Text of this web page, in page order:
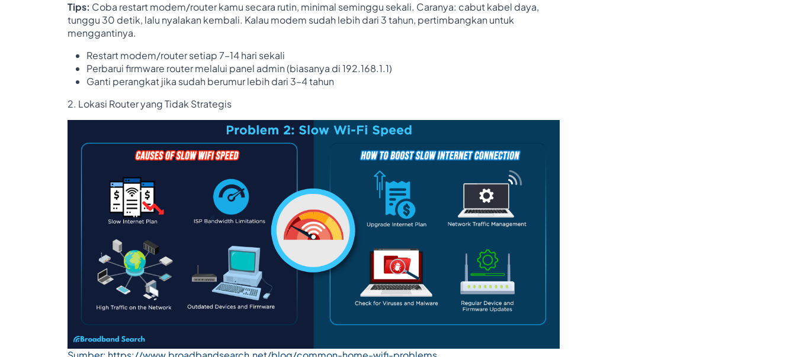
Tips: Coba restart modem/router kamu secara rutin, minimal seminggu sekali. Caranya: cabut kabel daya,
tunggu 30 detik, lalu nyalakan kembali. Kalau modem sudah lebih dari 3 tahun, pertimbangkan untuk
menggantinya.
Restart modem/router setiap 7–14 hari sekali
Perbarui firmware router melalui panel admin (biasanya di 192.168.1.1)
Ganti perangkat jika sudah berumur lebih dari 3–4 tahun
2. Lokasi Router yang Tidak Strategis